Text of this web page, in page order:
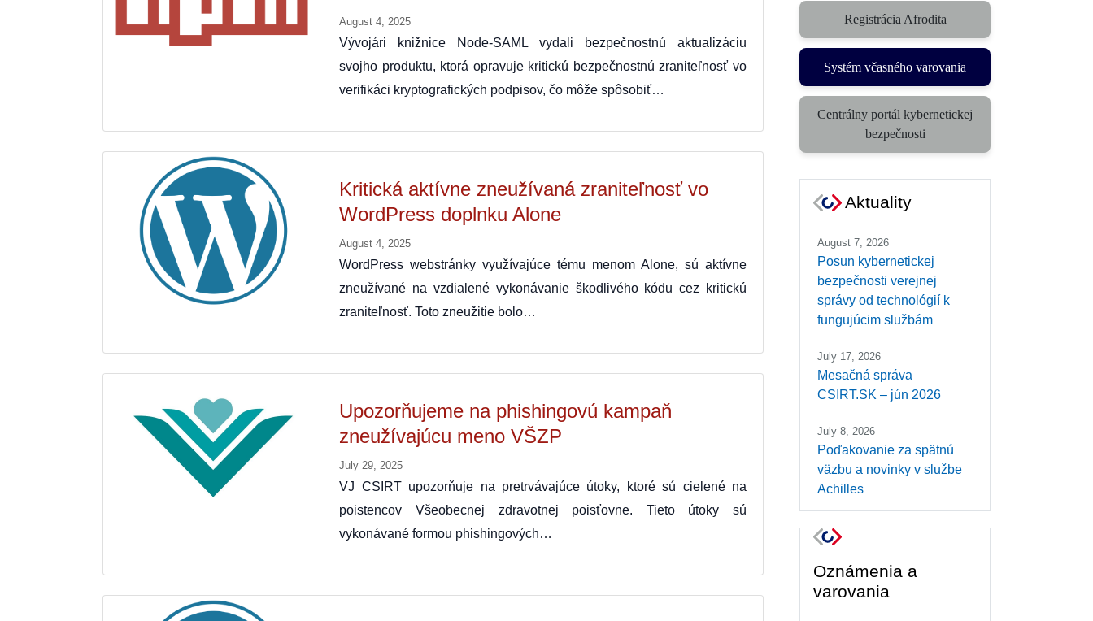
August 4, 2025
Vývojári knižnice Node-SAML vydali bezpečnostnú aktualizáciu
svojho produktu, ktorá opravuje kritickú bezpečnostnú zraniteľnosť vo
verifikáci kryptografických podpisov, čo môže spôsobiť…
Kritická aktívne zneužívaná zraniteľnosť vo
WordPress doplnku Alone
August 4, 2025
WordPress webstránky využívajúce tému menom Alone, sú aktívne
zneužívané na vzdialené vykonávanie škodlivého kódu cez kritickú
zraniteľnosť. Toto zneužitie bolo…
Upozorňujeme na phishingovú kampaň
zneužívajúcu meno VŠZP
July 29, 2025
VJ CSIRT upozorňuje na pretrvávajúce útoky, ktoré sú cielené na
poistencov Všeobecnej zdravotnej poisťovne. Tieto útoky sú
vykonávané formou phishingových…
Registrácia Afrodita
Systém včasného varovania
(otvorí sa v novom okne)
Centrálny portál kybernetickej
bezpečnosti(otvorí sa v novom okne)
Aktuality
August 7, 2026
Posun kybernetickej
bezpečnosti verejnej
správy od technológií k
fungujúcim službám
July 17, 2026
Mesačná správa
CSIRT.SK – jún 2026
July 8, 2026
Poďakovanie za spätnú
väzbu a novinky v službe
Achilles
Oznámenia a
varovania